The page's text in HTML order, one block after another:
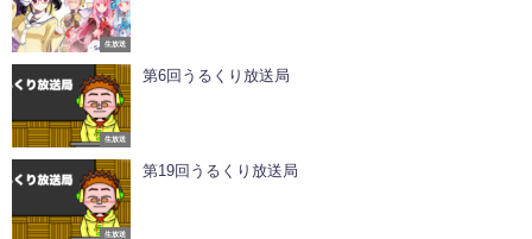
生放送
生放送
第6回うるくり放送局
生放送
第19回うるくり放送局